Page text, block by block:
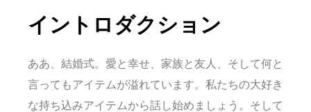
イントロダクション
ああ、結婚式。愛と幸せ、家族と友人、そして何と
言ってもアイテムが溢れています。私たちの大好き
な持ち込みアイテムから話し始めましょう。そして